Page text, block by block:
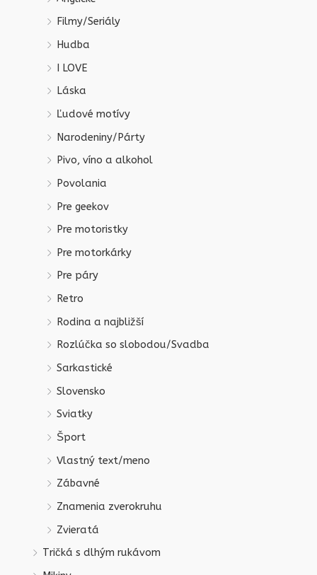
Filmy/Seriály
Hudba
I LOVE
Láska
Ľudové motívy
Narodeniny/Párty
Pivo, víno a alkohol
Povolania
Pre geekov
Pre motoristky
Pre motorkárky
Pre páry
Retro
Rodina a najbližší
Rozlúčka so slobodou/Svadba
Sarkastické
Slovensko
Sviatky
Šport
Vlastný text/meno
Zábavné
Znamenia zverokruhu
Zvieratá
Tričká s dlhým rukávom